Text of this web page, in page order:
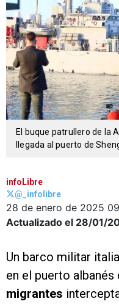
El buque patrullero de la
llegada al puerto de
infoLibre
@_infolibre
28 de enero de 2025
Actualizado el 28/01/
Un barco militar
en el puerto albanés
migrantes